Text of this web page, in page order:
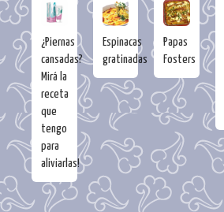
¿Piernas
cansadas?
Mirá la
receta
que
tengo
para
aliviarlas!
Espinacas
gratinadas
Papas
Fosters